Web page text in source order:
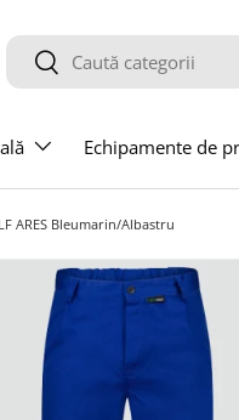
Caută
Caută
Echipamente de
ARES Bleumarin/Albastru